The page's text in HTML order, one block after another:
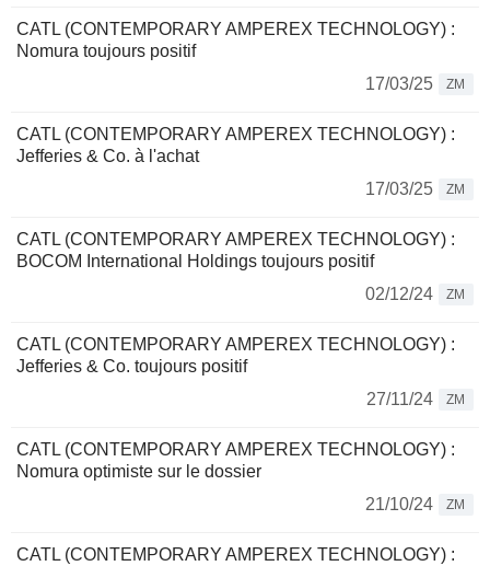
CATL (CONTEMPORARY AMPEREX TECHNOLOGY) :
Nomura toujours positif
17/03/25
ZM
CATL (CONTEMPORARY AMPEREX TECHNOLOGY) :
Jefferies & Co. à l'achat
17/03/25
ZM
CATL (CONTEMPORARY AMPEREX TECHNOLOGY) :
BOCOM International Holdings toujours positif
02/12/24
ZM
CATL (CONTEMPORARY AMPEREX TECHNOLOGY) :
Jefferies & Co. toujours positif
27/11/24
ZM
CATL (CONTEMPORARY AMPEREX TECHNOLOGY) :
Nomura optimiste sur le dossier
21/10/24
ZM
CATL (CONTEMPORARY AMPEREX TECHNOLOGY) :